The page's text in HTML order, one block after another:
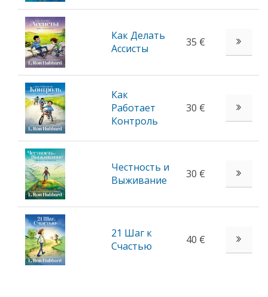
Как Делать
Ассисты
35 €
Как
Работает
Контроль
30 €
Честность и
Выживание
30 €
21 Шаг к
Счастью
40 €